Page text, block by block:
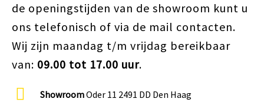
de openingstijden van de showroom kunt u
ons telefonisch of via de mail contacten.
Wij zijn maandag t/m vrijdag bereikbaar
van: 09.00 tot 17.00 uur.
ShowroomOder 11 2491 DD Den Haag